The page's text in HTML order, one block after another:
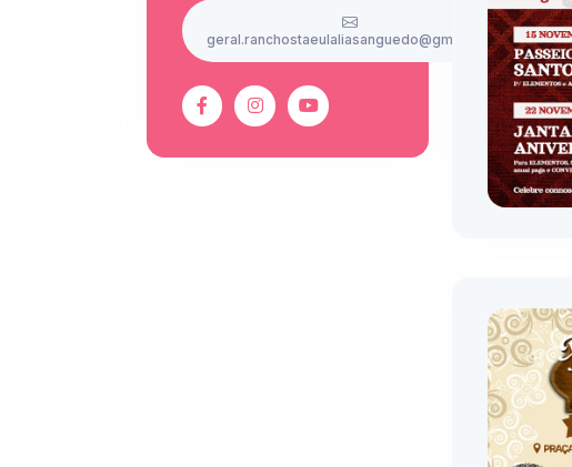
geral.ranchostaeulaliasanguedo@gmail.com